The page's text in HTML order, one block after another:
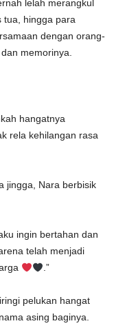
lelah merangkul
hingga para
dengan orang-
memorinya.
hangatnya
rela kehilangan rasa
jingga, Nara berbisik
ingin bertahan dan
telah menjadi
.”
pelukan hangat
asing baginya.